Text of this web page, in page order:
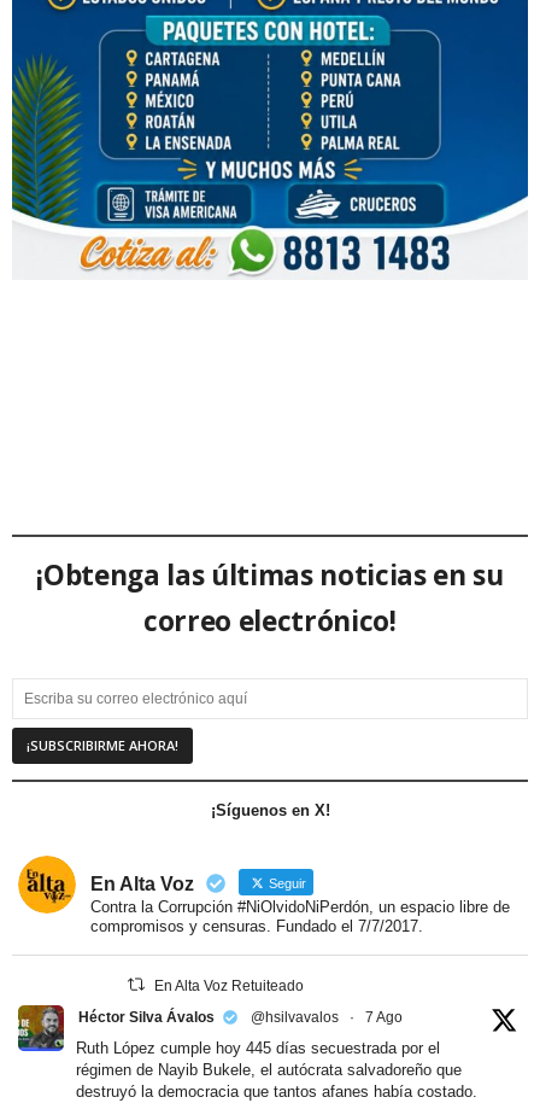
¡Obtenga las últimas noticias en su
correo electrónico!
¡Síguenos en X!
En Alta Voz Seguir
Contra la Corrupción #NiOlvidoNiPerdón, un espacio libre de
compromisos y censuras. Fundado el 7/7/2017.
En Alta Voz Retuiteado
Héctor Silva Ávalos
@hsilvavalos · 7 Ago
Ruth López cumple hoy 445 días secuestrada por el
régimen de Nayib Bukele, el autócrata salvadoreño que
destruyó la democracia que tantos afanes había costado.